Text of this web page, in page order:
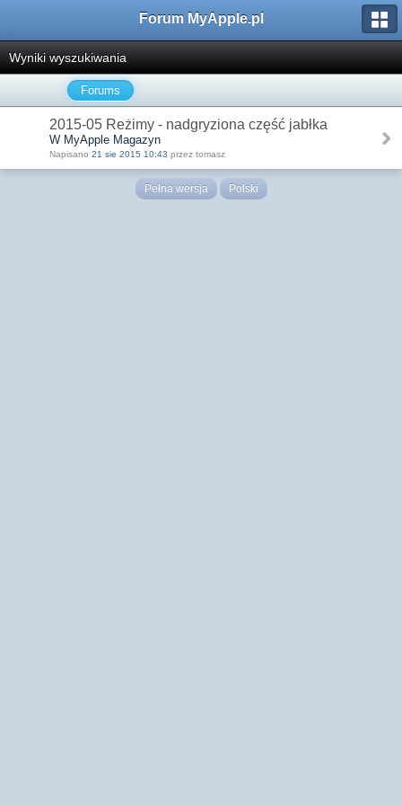
Forum MyApple.pl
Wyniki wyszukiwania
Forums
2015-05 Reżimy - nadgryziona część jabłka
W MyApple Magazyn
Napisano 21 sie 2015 10:43 przez tomasz
Pełna wersja Polski